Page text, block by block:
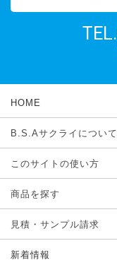
TEL.
HOME
B.S.Aサクライについて
このサイトの使い方
商品を探す
見積・サンプル請求
新着情報